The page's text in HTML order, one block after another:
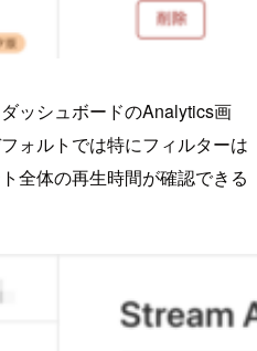
ッシュボードのAnalytics画
ォルトでは特にフィルターは
全体の再生時間が確認できる